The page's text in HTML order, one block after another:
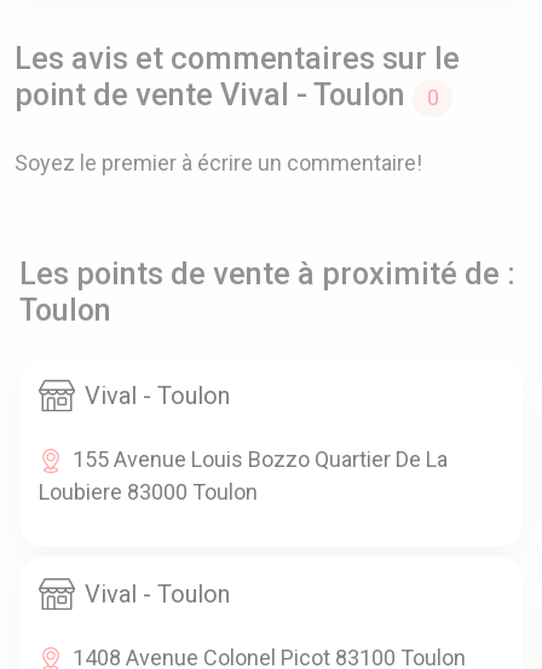
Les avis et commentaires sur le
point de vente Vival - Toulon
0
Soyez le premier à écrire un commentaire!
Les points de vente à proximité de :
Toulon
Vival - Toulon
155 Avenue Louis Bozzo Quartier De La
Loubiere 83000 Toulon
Vival - Toulon
1408 Avenue Colonel Picot 83100 Toulon